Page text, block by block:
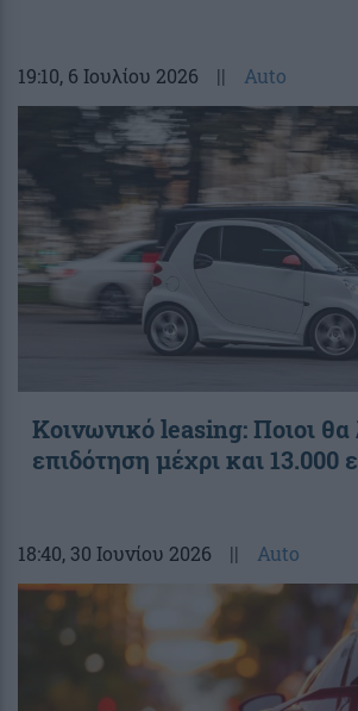
19:10, 6 Ιουλίου 2026 || Auto
Κοινωνικό leasing: Ποιοι θα
επιδότηση μέχρι και 13.000
18:40, 30 Ιουνίου 2026 || Auto